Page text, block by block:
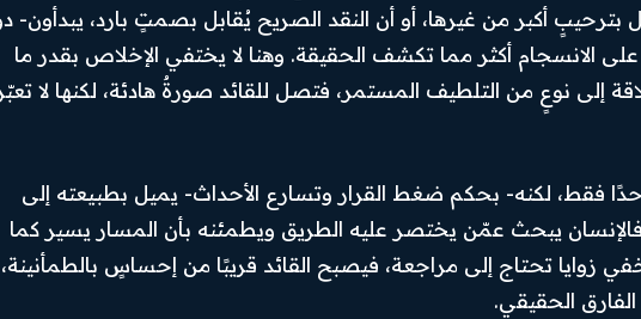
من نحن
بنا
سياسة
Facebook
أكبر من غيرها، أو أن النقد الصريح يُقابل بصمتٍ بارد، يبدأون-
الانسجام أكثر مما تكشف الحقيقة. وهنا لا يختفي الإخلاص بقدر ما
إلى نوعٍ من التلطيف المستمر، فتصل للقائد صورةٌ هادئة، لكنها لا
فقط، لكنه- بحكم ضغط القرار وتسارع الأحداث- يميل بطبيعته إلى
يبحث عمّن يختصر عليه الطريق ويطمئنه بأن المسار يسير كما
زوايا تحتاج إلى مراجعة، فيصبح القائد قريبًا من إحساسٍ بالطمأنينة،
الحقيقي.